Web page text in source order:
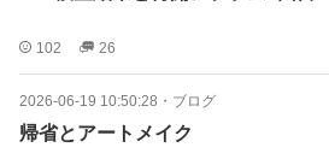
102 26
2026-06-19 10:50:28 ・ ブログ
帰省とアートメイク